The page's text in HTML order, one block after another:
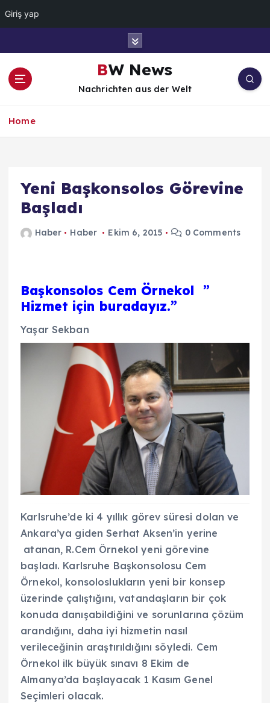
Giriş yap
BW News
Nachrichten aus der Welt
Home
Yeni Başkonsolos Görevine
Başladı
Haber Haber Ekim 6, 2015 0 Comments
Başkonsolos Cem Örnekol ”
Hizmet için buradayız.”
Yaşar Sekban
Karlsruhe’de ki 4 yıllık görev süresi dolan ve
Ankara’ya giden Serhat Aksen’in yerine
atanan, R.Cem Örnekol yeni görevine
başladı. Karlsruhe Başkonsolosu Cem
Örnekol, konsoloslukların yeni bir konsep
üzerinde çalıştığını, vatandaşların bir çok
konuda danışabildiğini ve sorunlarına çözüm
arandığını, daha iyi hizmetin nasıl
verileceğinin araştırıldığını söyledi. Cem
Örnekol ilk büyük sınavı 8 Ekim de
Almanya’da başlayacak 1 Kasım Genel
Seçimleri olacak.